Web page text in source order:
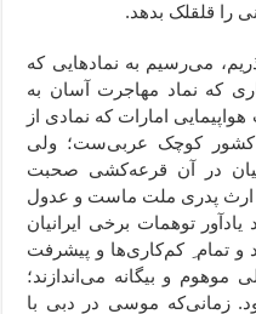
را قلقلک بدهد.
می‌رسیم به نمادهایی که
که نماد مهاجرت آسان به
امارات که نمادی از
کوچک عربی‌ست؛ ولی
در آن قرعه‌کشی صحبت
ارث پدری ملت ماست و عدول
توهمات برخی ایرانیان
و تمام ِ کم‌کاری‌ها و پیشرفت
موهوم و بیگانه می‌اندازند؛
زمانی‌که موسی در دبی با